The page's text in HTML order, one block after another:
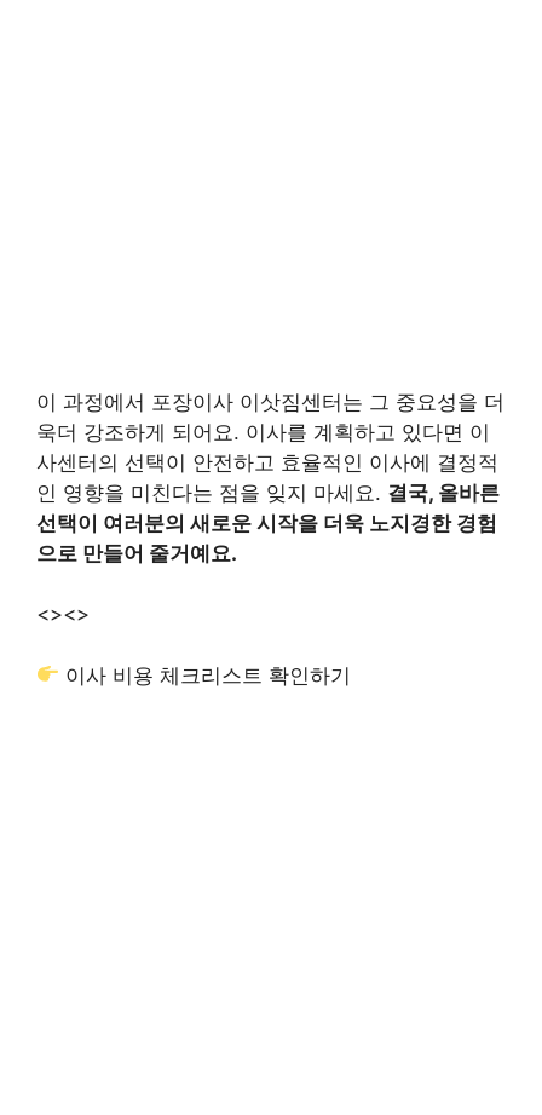
이 과정에서 포장이사 이삿짐센터는 그 중요성을 더
욱더 강조하게 되어요. 이사를 계획하고 있다면 이
사센터의 선택이 안전하고 효율적인 이사에 결정적
인 영향을 미친다는 점을 잊지 마세요. 결국, 올바른
선택이 여러분의 새로운 시작을 더욱 노지경한 경험
으로 만들어 줄거예요.
<><>
이사 비용 체크리스트 확인하기